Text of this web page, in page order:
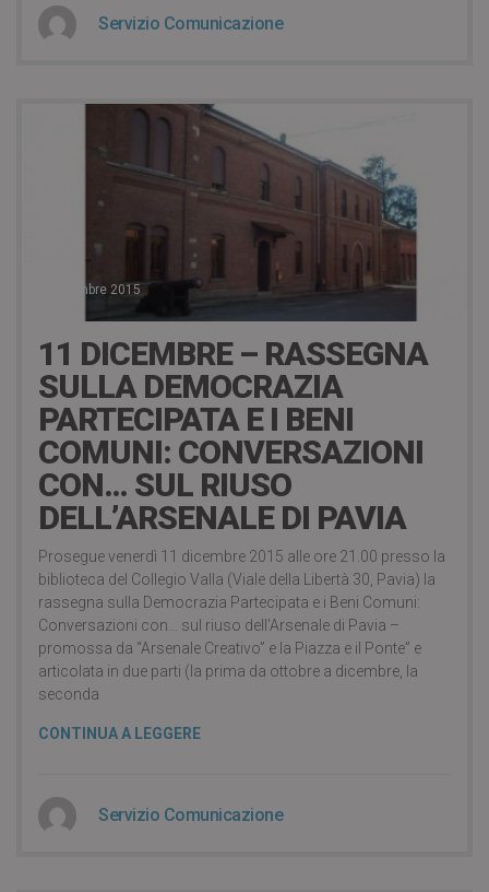
Servizio Comunicazione
2 Dicembre 2015
11 DICEMBRE – RASSEGNA
SULLA DEMOCRAZIA
PARTECIPATA E I BENI
COMUNI: CONVERSAZIONI
CON… SUL RIUSO
DELL’ARSENALE DI PAVIA
Prosegue venerdì 11 dicembre 2015 alle ore 21.00 presso la
biblioteca del Collegio Valla (Viale della Libertà 30, Pavia) la
rassegna sulla Democrazia Partecipata e i Beni Comuni:
Conversazioni con… sul riuso dell’Arsenale di Pavia –
promossa da “Arsenale Creativo” e la Piazza e il Ponte” e
articolata in due parti (la prima da ottobre a dicembre, la
seconda
CONTINUA A LEGGERE
Servizio Comunicazione